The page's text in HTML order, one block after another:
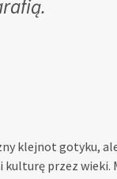
klejnot gotyku,
przez wieki.